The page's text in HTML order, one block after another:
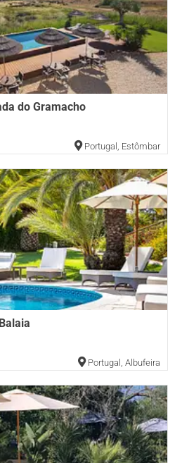
do Gramacho
Portugal , Estômbar
Portugal , Albufeira